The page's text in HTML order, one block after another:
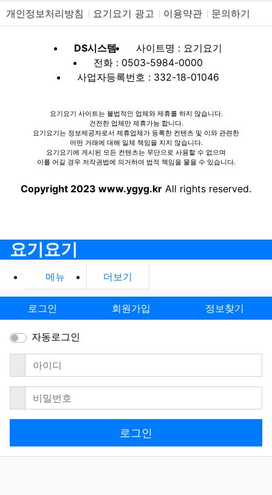
개인정보처리방침 요기요기 광고 이용약관 문의하기
DS시스템
사이트명 : 요기요기
전화 : 0503-5984-0000
사업자등록번호 : 332-18-01046
요기요기 사이트는 불법적인 업체와 제휴를 하지 않습니다.
건전한 업체만 제휴가능 합니다.
요기요기는 정보제공자로서 제휴업체가 등록한 컨텐츠 및 이와 관련한
어떤 거래에 대해 일체 책임을 지지 않습니다.
요기요기에 게시된 모든 컨텐츠는 무단으로 사용할 수 없으며
이를 어길 경우 저작권법에 의거하여 법적 책임을 물을 수 있습니다.
Copyright 2023 www.ygyg.kr All rights reserved.
요기요기
메뉴 더보기
로그인 회원가입 정보찾기
자동로그인
아이디필수
비밀번호필수
로그인